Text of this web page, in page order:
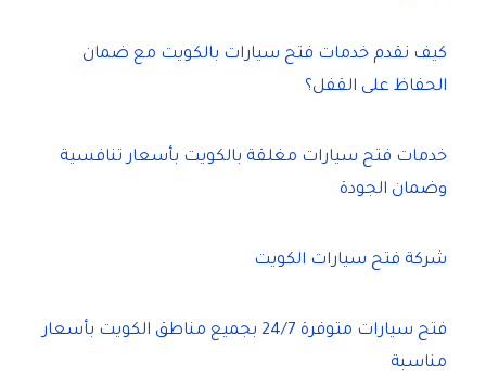
كيف نقدم خدمات فتح سيارات بالكويت مع ضمان
الحفاظ على القفل؟
خدمات فتح سيارات مغلقة بالكويت بأسعار تنافسية
وضمان الجودة
شركة فتح سيارات الكويت
فتح سيارات متوفرة 24/7 بجميع مناطق الكويت بأسعار
مناسبة